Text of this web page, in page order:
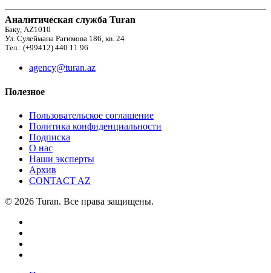
Аналитическая служба Turan
Баку, AZ1010
Ул. Сулеймана Рагимова 186, кв. 24
Тел.: (+99412) 440 11 96
agency@turan.az
Полезное
Пользовательское соглашение
Политика конфиденциальности
Подписка
О нас
Наши эксперты
Архив
CONTACT AZ
© 2026 Turan. Все права защищены.